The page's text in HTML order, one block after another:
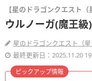
【星のドラゴンクエスト（
ウルノーガ(魔王
星のドラゴンクエスト（
最終更新日：2025.11.20
ピックアップ情報